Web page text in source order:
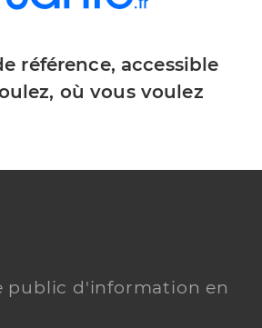
référence, accessible
où vous voulez
public d'information en